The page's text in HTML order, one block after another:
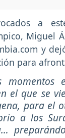
a
Miguel
y
para
momentos
el que se
para el
a los